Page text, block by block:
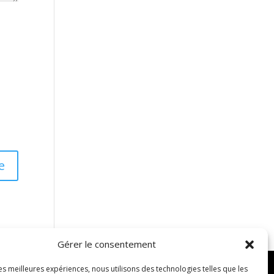
Gérer le consentement
meilleures expériences, nous utilisons des technologies telles que les